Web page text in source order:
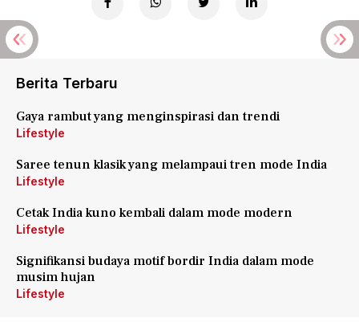
Berita Terbaru
Gaya rambut yang menginspirasi dan trendi
Lifestyle
Saree tenun klasik yang melampaui tren mode India
Lifestyle
Cetak India kuno kembali dalam mode modern
Lifestyle
Signifikansi budaya motif bordir India dalam mode
musim hujan
Lifestyle